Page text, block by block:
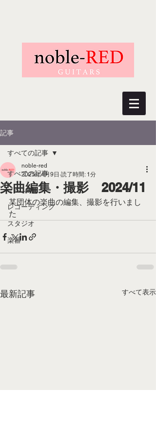
記事
すべての記事
イベント
レコーディング
スタジオ
楽器
すべての記事
楽曲編集・撮影 2024/11
noble-red
2025年4月9日 読了時間: 1分
某団体の楽曲の編集、撮影を行いまし
た
最新記事 すべて表示